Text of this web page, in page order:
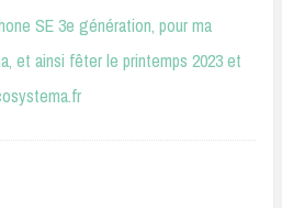
SE 3e génération, pour ma
et ainsi fêter le printemps 2023 et